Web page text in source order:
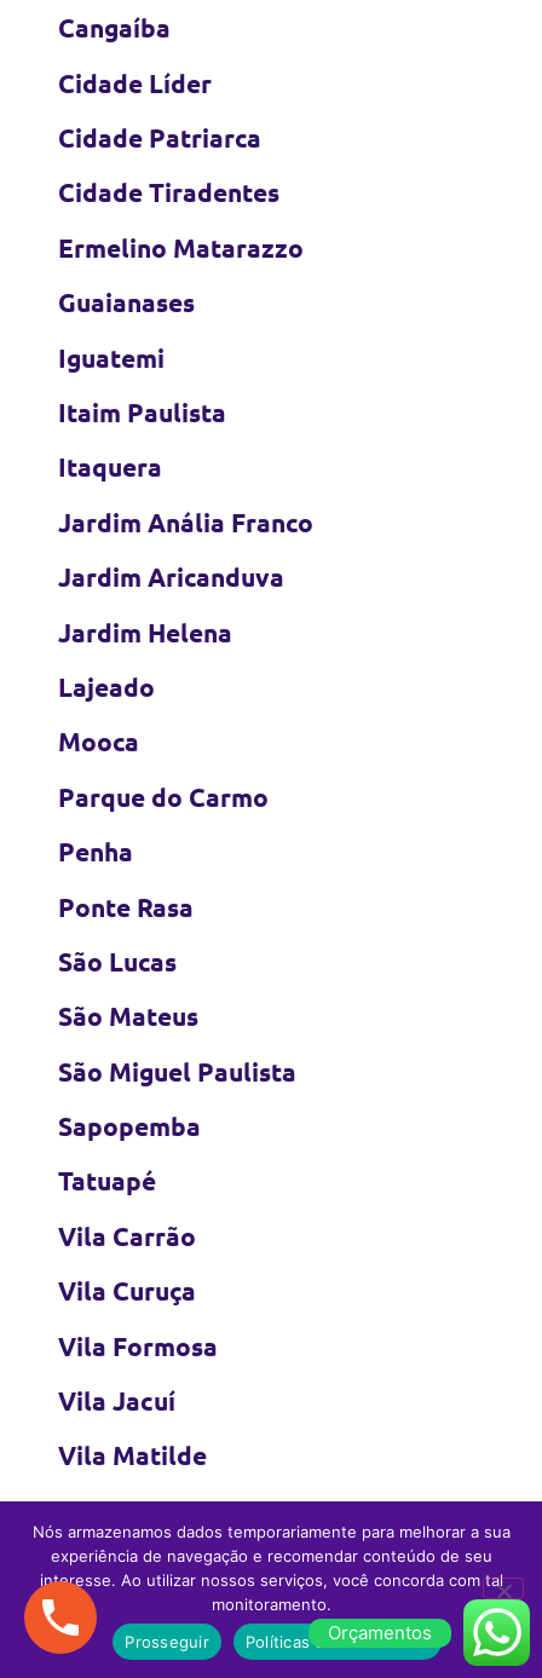
Cangaíba
Cidade Líder
Cidade Patriarca
Cidade Tiradentes
Ermelino Matarazzo
Guaianases
Iguatemi
Itaim Paulista
Itaquera
Jardim Anália Franco
Jardim Aricanduva
Jardim Helena
Lajeado
Mooca
Parque do Carmo
Penha
Ponte Rasa
São Lucas
São Mateus
São Miguel Paulista
Sapopemba
Tatuapé
Vila Carrão
Vila Curuça
Vila Formosa
Vila Jacuí
Vila Matilde
Vila Prudente
Vila Zelina
Zona Sul
Orçamentos
Nós armazenamos dados temporariamente para melhorar a sua
experiência de navegação e recomendar conteúdo de seu
interesse. Ao utilizar nossos serviços, você concorda com tal
monitoramento.
Prosseguir
Políticas de Privacidade